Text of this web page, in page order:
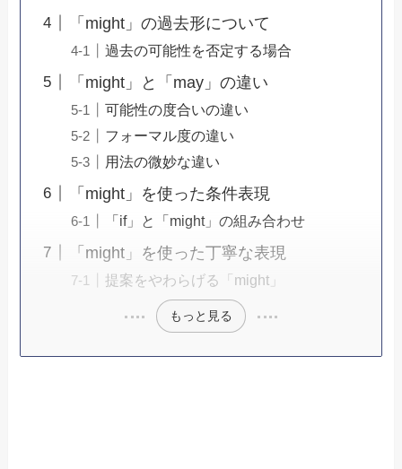
「might」の過去形について
過去の可能性を否定する場合
「might」と「may」の違い
可能性の度合いの違い
フォーマル度の違い
用法の微妙な違い
「might」を使った条件表現
「if」と「might」の組み合わせ
「might」を使った丁寧な表現
提案をやわらげる「might」
もっと見る